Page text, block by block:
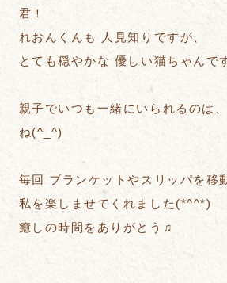
君！
れおんくんも 人見知りですが、
とても穏やかな 優しい猫ちゃんで
親子でいつも一緒にいられるのは
ね(^_^)
毎回 ブランケットやスリッパを移
私を楽しませてくれました(*^^*)
癒しの時間をありがとう♫